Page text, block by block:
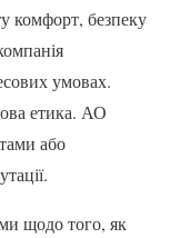
комфорт, безпеку
умовах.
етика. АО
або
щодо того, як